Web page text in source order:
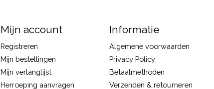
Mijn account
Registreren
Mijn bestellingen
Mijn verlanglijst
Herroeping aanvragen
Informatie
Algemene voorwaarden
Privacy Policy
Betaalmethoden
Verzenden & retourneren